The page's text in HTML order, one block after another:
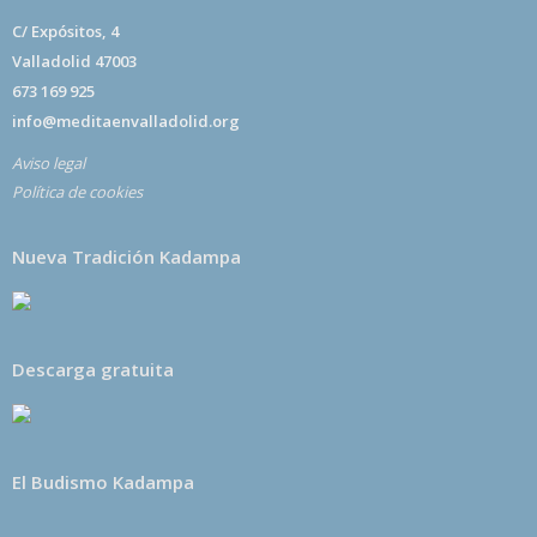
C/ Expósitos, 4
Valladolid 47003
673 169 925
info@meditaenvalladolid.org
Aviso legal
Política de cookies
Nueva Tradición Kadampa
Descarga gratuita
El Budismo Kadampa